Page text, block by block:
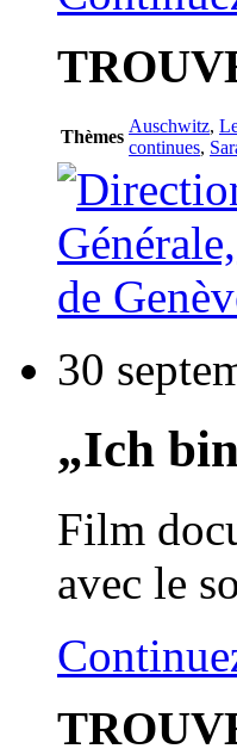
Thèmes
Auschwitz,
continues,
30
„Ich
Film
avec le